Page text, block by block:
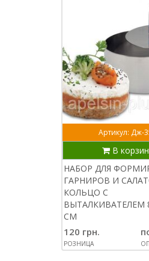
Артикул: Дж-
В
НАБОР ДЛЯ
ГАРНИРОВ И
КОЛЬЦО С
ВЫТАЛКИВАТЕЛЕМ
CМ
120 грн.
РОЗНИЦА